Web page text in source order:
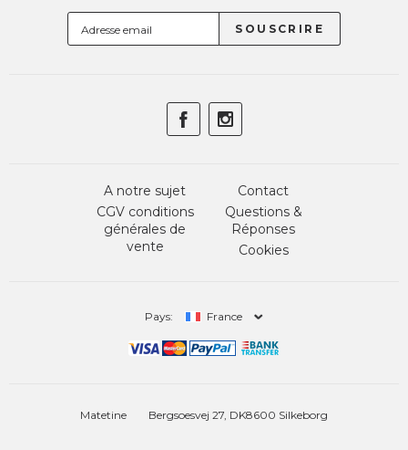
A notre sujet
CGV conditions
générales de
vente
Contact
Questions &
Réponses
Cookies
Pays: France
Matetine Bergsoesvej 27, DK8600 Silkeborg